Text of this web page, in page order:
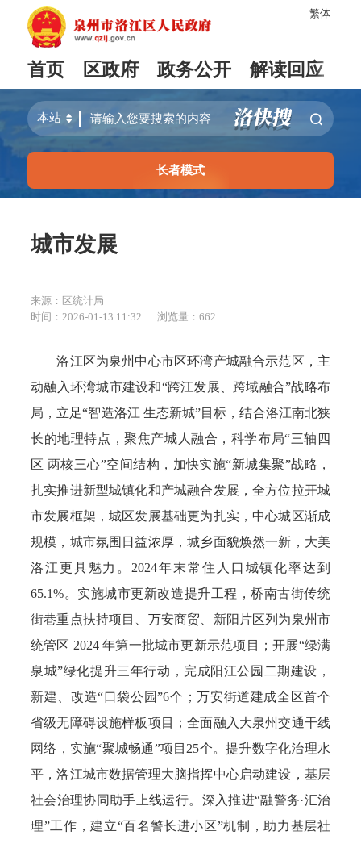
繁体
首页 区政府 政务公开 解读回应
长者模式
城市发展
来源：区统计局
时间：2026-01-13 11:32
浏览量： 662
洛江区为泉州中心市区环湾产城融合示范区，主
动融入环湾城市建设和“跨江发展、跨域融合”战略布
局，立足“智造洛江 生态新城”目标，结合洛江南北狭
长的地理特点，聚焦产城人融合，科学布局“三轴四
区 两核三心”空间结构，加快实施“新城集聚”战略，
扎实推进新型城镇化和产城融合发展，全方位拉开城
市发展框架，城区发展基础更为扎实，中心城区渐成
规模，城市氛围日益浓厚，城乡面貌焕然一新，大美
洛江更具魅力。2024年末常住人口城镇化率达到
65.1%。实施城市更新改造提升工程，桥南古街传统
街巷重点扶持项目、万安商贸、新阳片区列为泉州市
统管区 2024 年第一批城市更新示范项目；开展“绿满
泉城”绿化提升三年行动，完成阳江公园二期建设，
新建、改造“口袋公园”6个；万安街道建成全区首个
省级无障碍设施样板项目；全面融入大泉州交通干线
网络，实施“聚城畅通”项目25个。提升数字化治理水
平，洛江城市数据管理大脑指挥中心启动建设，基层
社会治理协同助手上线运行。深入推进“融警务·汇治
理”工作，建立“百名警长进小区”机制，助力基层社